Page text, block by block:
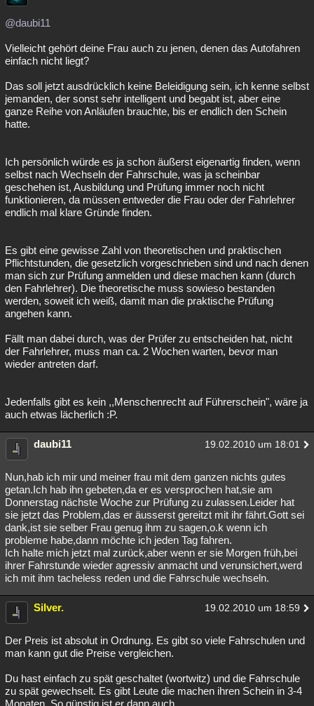
@daubi11
Vielleicht gehört deine Frau auch zu jenen, denen das Autofahren
einfach nicht liegt?
Das soll jetzt ausdrücklich keine Beleidigung sein, ich kenne selbst
jemanden, der sonst sehr intelligent und begabt ist, aber eine
ganze Reihe von Anläufen brauchte, bis er endlich den Schein
hatte.
Ich persönlich würde es ja schon äußerst eigenartig finden, wenn
selbst nach Wechseln der Fahrschule, was ja scheinbar
geschehen ist, Ausbildung und Prüfung immer noch nicht
funktionieren, da müssen entweder die Frau oder der Fahrlehrer
endlich mal klare Gründe finden.
Es gibt eine gewisse Zahl von theoretischen und praktischen
Pflichtstunden, die gesetzlich vorgeschrieben sind und nach denen
man sich zur Prüfung anmelden und diese machen kann (durch
den Fahrlehrer). Die theoretische muss sowieso bestanden
werden, soweit ich weiß, damit man die praktische Prüfung
angehen kann.
Fällt man dabei durch, was der Prüfer zu entscheiden hat, nicht
der Fahrlehrer, muss man ca. 2 Wochen warten, bevor man
wieder antreten darf.
Jedenfalls gibt es kein ,,Menschenrecht auf Führerschein", wäre ja
auch etwas lächerlich :P.
daubi11 19.02.2010 um 18:01
Nun,hab ich mir und meiner frau mit dem ganzen nichts gutes
getan.Ich hab ihn gebeten,da er es versprochen hat,sie am
Donnerstag nächste Woche zur Prüfung zu zulassen.Leider hat
sie jetzt das Problem,das er äusserst gereitzt mit ihr fährt.Gott sei
dank,ist sie selber Frau genug ihm zu sagen,o.k wenn ich
probleme habe,dann möchte ich jeden Tag fahren.
Ich halte mich jetzt mal zurück,aber wenn er sie Morgen früh,bei
ihrer Fahrstunde wieder agressiv anmacht und verunsichert,werd
ich mit ihm tacheless reden und die Fahrschule wechseln.
Silver. 19.02.2010 um 18:59
Der Preis ist absolut in Ordnung. Es gibt so viele Fahrschulen und
man kann gut die Preise vergleichen.
Du hast einfach zu spät geschaltet (wortwitz) und die Fahrschule
zu spät gewechselt. Es gibt Leute die machen ihren Schein in 3-4
Monaten. So günstig ist er dann auch.